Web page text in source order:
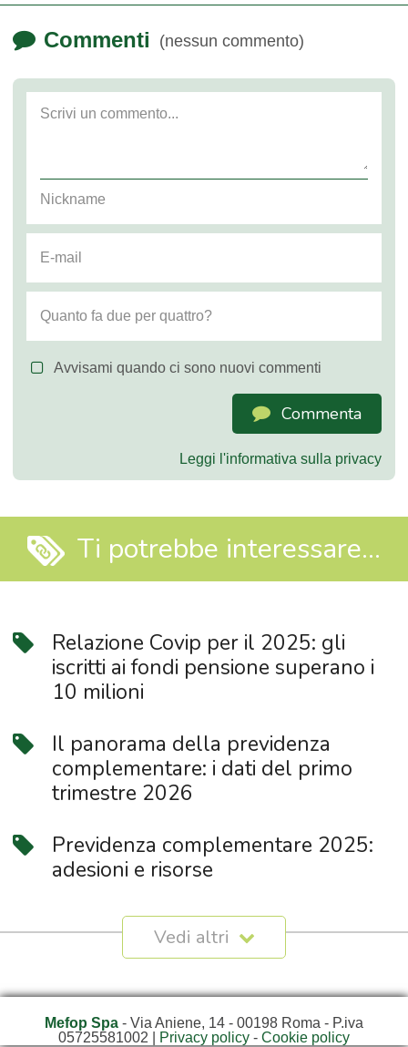
Commenti (nessun commento)
Avvisami quando ci sono nuovi commenti
Commenta
Leggi l'informativa sulla privacy
Ti potrebbe interessare...
Relazione Covip per il 2025: gli
iscritti ai fondi pensione superano i
10 milioni
Il panorama della previdenza
complementare: i dati del primo
trimestre 2026
Previdenza complementare 2025:
adesioni e risorse
Mefop Spa - Via Aniene, 14 - 00198 Roma - P.iva
05725581002 |
Privacy policy - Cookie policy